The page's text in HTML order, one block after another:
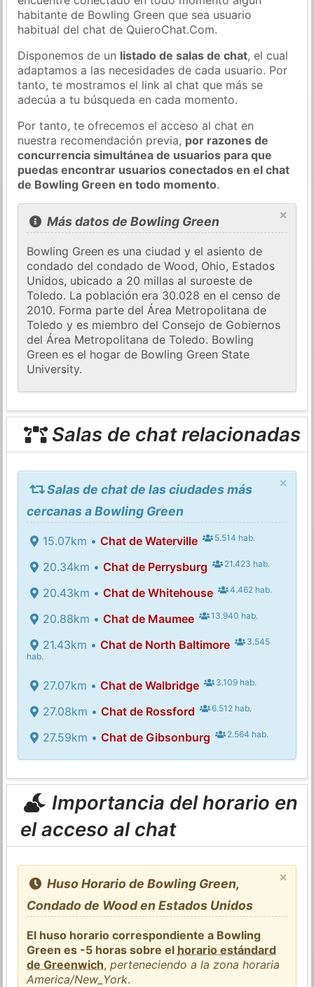
habitante de Bowling Green que sea usuario
habitual del chat de QuieroChat.Com.
Disponemos de un listado de salas de chat, el cual
adaptamos a las necesidades de cada usuario. Por
tanto, te mostramos el link al chat que más se
adecúa a tu búsqueda en cada momento.
Por tanto, te ofrecemos el acceso al chat en
nuestra recomendación previa, por razones de
concurrencia simultánea de usuarios para que
puedas encontrar usuarios conectados en el chat
de Bowling Green en todo momento.
×
Más datos de Bowling Green
Bowling Green es una ciudad y el asiento de
condado del condado de Wood, Ohio, Estados
Unidos, ubicado a 20 millas al suroeste de
Toledo. La población era 30.028 en el censo de
2010. Forma parte del Área Metropolitana de
Toledo y es miembro del Consejo de Gobiernos
del Área Metropolitana de Toledo. Bowling
Green es el hogar de Bowling Green State
University.
Salas de chat relacionadas
×
Salas de chat de las ciudades más
cercanas a Bowling Green
15.07km • Chat de Waterville 5.514 hab.
20.34km • Chat de Perrysburg 21.423 hab.
20.43km • Chat de Whitehouse 4.462 hab.
20.88km • Chat de Maumee 13.940 hab.
21.43km • Chat de North Baltimore
3.545
hab.
27.07km • Chat de Walbridge 3.109 hab.
27.08km • Chat de Rossford 6.512 hab.
27.59km • Chat de Gibsonburg 2.564 hab.
Importancia del horario en
el acceso al chat
×
Huso Horario de Bowling Green,
Condado de Wood en Estados Unidos
El huso horario correspondiente a Bowling
Green es -5 horas sobre el horario estándard
de Greenwich,perteneciendo a la zona horaria
America/New_York.